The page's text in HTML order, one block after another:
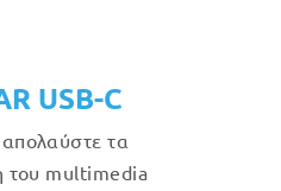
USB-C
τα
του multimedia